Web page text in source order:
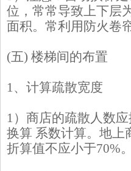
位，常常导致上下层
面积。常利用防火卷
(五) 楼梯间的布置
1、计算疏散宽度
1）商店的疏散人数
换算 系数计算。地上
折算值不应小于70%